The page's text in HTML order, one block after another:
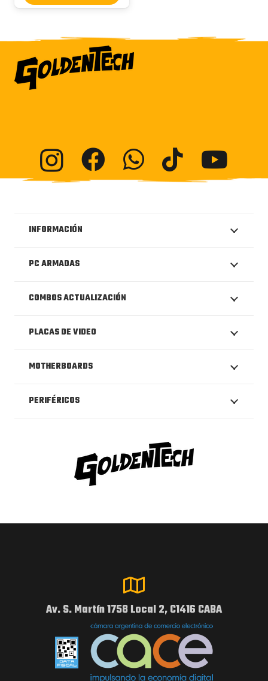
INFORMACIÓN
PC ARMADAS
COMBOS ACTUALIZACIÓN
PLACAS DE VIDEO
MOTHERBOARDS
PERIFÉRICOS
Av. S. Martín 1758 Local 2, C1416 CABA